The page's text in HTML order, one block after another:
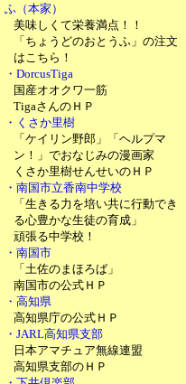
ふ（本家）
美味しくて栄養満点！！
「ちょうどのおとうふ」の注文
はこちら！
・DorcusTiga
国産オオクワ一筋
TigaさんのＨＰ
・くさか里樹
「ケイリン野郎」「ヘルプマ
ン！」でおなじみの漫画家
くさか里樹せんせいのＨＰ
・南国市立香南中学校
「生きる力を培い共に行動でき
る心豊かな生徒の育成」
頑張る中学校！
・南国市
「土佐のまほろば」
南国市の公式ＨＰ
・高知県
高知県庁の公式ＨＰ
・JARL高知県支部
日本アマチュア無線連盟
高知県支部のＨＰ